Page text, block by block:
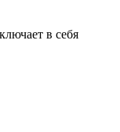
в себя